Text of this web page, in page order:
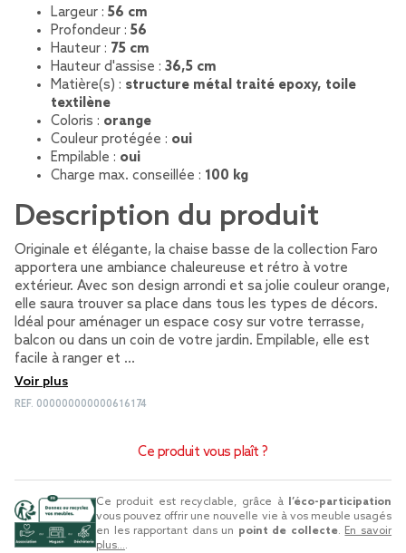
Largeur : 56 cm
Profondeur : 56
Hauteur : 75 cm
Hauteur d'assise : 36,5 cm
Matière(s) : structure métal traité epoxy, toile
textilène
Coloris : orange
Couleur protégée : oui
Empilable : oui
Charge max. conseillée : 100 kg
Description du produit
Originale et élégante, la chaise basse de la collection Faro
apportera une ambiance chaleureuse et rétro à votre
extérieur. Avec son design arrondi et sa jolie couleur orange,
elle saura trouver sa place dans tous les types de décors.
Idéal pour aménager un espace cosy sur votre terrasse,
balcon ou dans un coin de votre jardin. Empilable, elle est
facile à ranger et …
Voir plus
REF. 000000000000616174
Ce produit vous plaît ?
Ce produit est recyclable, grâce à
l’éco-participation
vous pouvez offrir une nouvelle vie à vos meuble usagés
en les rapportant dans un point de collecte. En savoir
plus....